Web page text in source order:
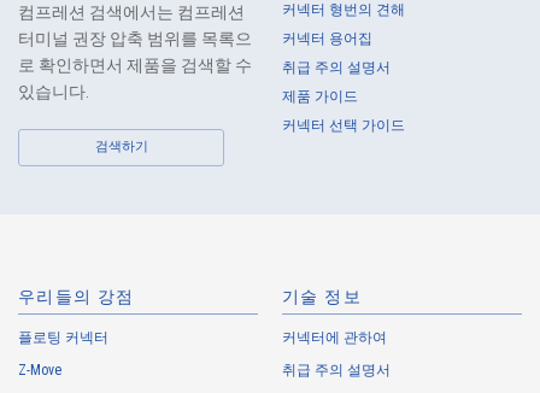
10. The Company will continuously review and regularly evaluate the
management systems and measures to protect personal data, and
strive to improve the management systems and measures.
About the Handling of Personal Information
mail address, workplace information (your company name, department
name, position, address, telephone (fax) number, etc.), gender, bank
account information, and access logs of the Customers, etc. from. The
Company shall not properly acquire personal information or acquire
컴프레션 검색에서는 컴프레션
터미널 권장 압축 범위를 목록으
로 확인하면서 제품을 검색할 수
있습니다.
검색하기
커넥터 형번의 견해
커넥터 용어집
취급 주의 설명서
제품 가이드
커넥터 선택 가이드
우리들의 강점
플로팅 커넥터
Z-Move
기술 정보
커넥터에 관하여
취급 주의 설명서